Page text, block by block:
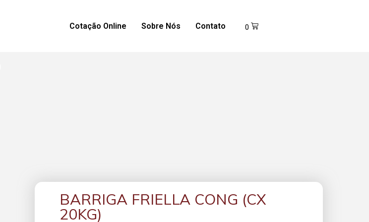
Cotação Online Sobre Nós Contato 0
BARRIGA FRIELLA CONG (CX
20KG)